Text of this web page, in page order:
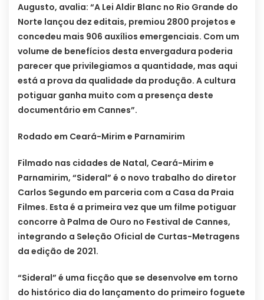
Augusto, avalia: “A Lei Aldir Blanc no Rio Grande do
Norte lançou dez editais, premiou 2800 projetos e
concedeu mais 906 auxílios emergenciais. Com um
volume de benefícios desta envergadura poderia
parecer que privilegiamos a quantidade, mas aqui
está a prova da qualidade da produção. A cultura
potiguar ganha muito com a presença deste
documentário em Cannes”.
Rodado em Ceará-Mirim e Parnamirim
Filmado nas cidades de Natal, Ceará-Mirim e
Parnamirim, “Sideral” é o novo trabalho do diretor
Carlos Segundo em parceria com a Casa da Praia
Filmes. Esta é a primeira vez que um filme potiguar
concorre à Palma de Ouro no Festival de Cannes,
integrando a Seleção Oficial de Curtas-Metragens
da edição de 2021.
“Sideral” é uma ficção que se desenvolve em torno
do histórico dia do lançamento do primeiro foguete